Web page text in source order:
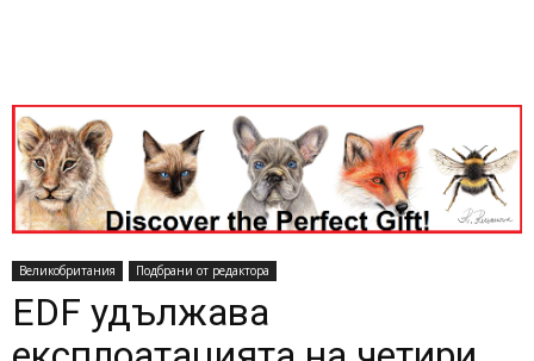
Великобритания Подбрани от редактора
EDF удължава